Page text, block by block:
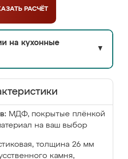
РАСЧЁТ
на кухонные
▼
МДФ, покрытые плёнкой
на ваш выбор
толщина 26 мм
камня,